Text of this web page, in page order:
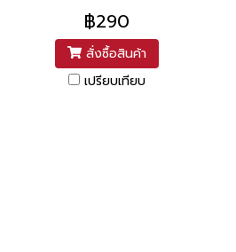
฿290
สั่งซื้อสินค้า
เปรียบเทียบ